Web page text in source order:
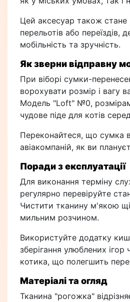
Цей аксесуар також стане
перельотів або переїздів,
мобільність та зручність.
Як зверни відправну
При віборі сумки-
ворохувати розмір і вагу
Модель "Loft" №0,
чудове піде для котів
Переконайтеся, що сумка
авіакомпаній, як ви
Поради з експлуатації
Для виконання терміну
регулярно перевіруйте
Чистити тканину м'якою
мильним розчином.
Використуйте додатку
зберігання улюблених
котика, що полегшить
Матеріалі та огляд
Тканина "рогожка"